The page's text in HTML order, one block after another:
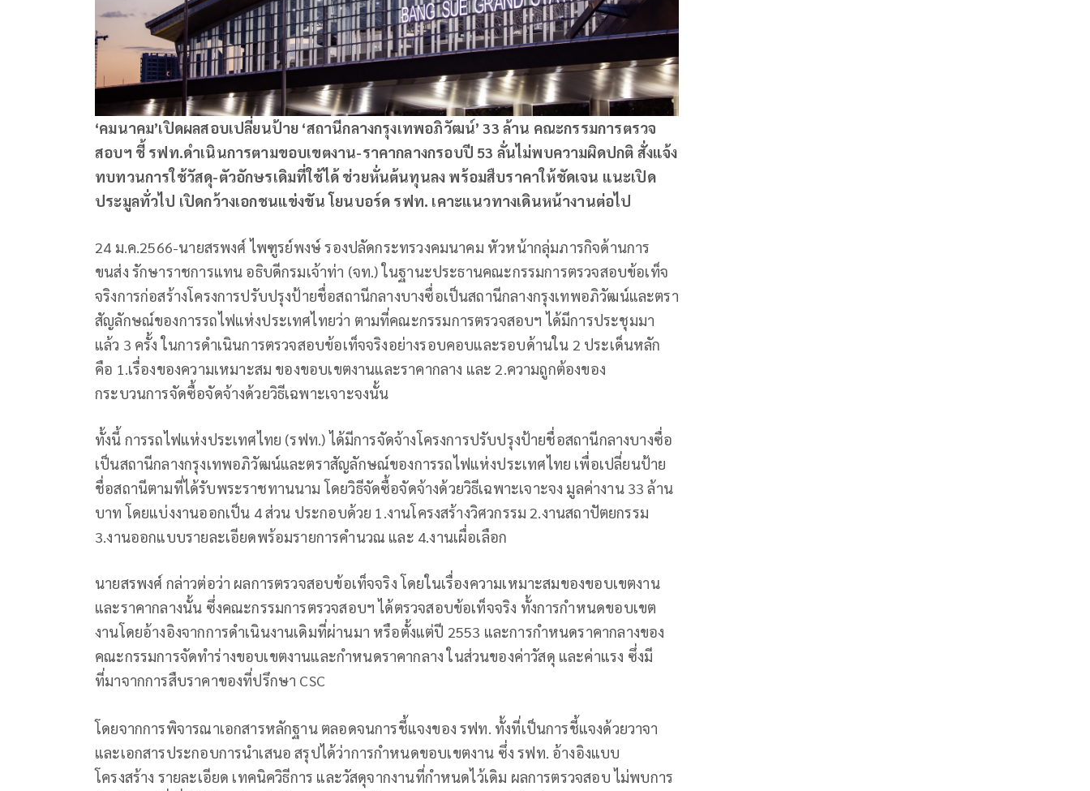
‘คมนาคม’เปิดผลสอบเปลี่ยนป้าย ‘สถานีกลางกรุงเทพอภิวัฒน์’ 33 ล้าน คณะกรรมการตรวจ
สอบฯ ชี้ รฟท.ดำเนินการตามขอบเขตงาน-ราคากลางกรอบปี 53 ลั่นไม่พบความผิดปกติ สั่งแจ้ง
ทบทวนการใช้วัสดุ-ตัวอักษรเดิมที่ใช้ได้ ช่วยหั่นต้นทุนลง พร้อมสืบราคาให้ชัดเจน แนะเปิด
ประมูลทั่วไป เปิดกว้างเอกชนแข่งขัน โยนบอร์ด รฟท. เคาะแนวทางเดินหน้างานต่อไป
24 ม.ค.2566-นายสรพงศ์ ไพฑูรย์พงษ์ รองปลัดกระทรวงคมนาคม หัวหน้ากลุ่มภารกิจด้านการ
ขนส่ง รักษาราชการแทน อธิบดีกรมเจ้าท่า (จท.) ในฐานะประธานคณะกรรมการตรวจสอบข้อเท็จ
จริงการก่อสร้างโครงการปรับปรุงป้ายชื่อสถานีกลางบางซื่อเป็นสถานีกลางกรุงเทพอภิวัฒน์และตรา
สัญลักษณ์ของการรถไฟแห่งประเทศไทยว่า ตามที่คณะกรรมการตรวจสอบฯ ได้มีการประชุมมา
แล้ว 3 ครั้ง ในการดำเนินการตรวจสอบข้อเท็จจริงอย่างรอบคอบและรอบด้านใน 2 ประเด็นหลัก
คือ 1.เรื่องของความเหมาะสม ของขอบเขตงานและราคากลาง และ 2.ความถูกต้องของ
กระบวนการจัดซื้อจัดจ้างด้วยวิธีเฉพาะเจาะจงนั้น
ทั้งนี้ การรถไฟแห่งประเทศไทย (รฟท.) ได้มีการจัดจ้างโครงการปรับปรุงป้ายชื่อสถานีกลางบางซื่อ
เป็นสถานีกลางกรุงเทพอภิวัฒน์และตราสัญลักษณ์ของการรถไฟแห่งประเทศไทย เพื่อเปลี่ยนป้าย
ชื่อสถานีตามที่ได้รับพระราชทานนาม โดยวิธีจัดซื้อจัดจ้างด้วยวิธีเฉพาะเจาะจง มูลค่างาน 33 ล้าน
บาท โดยแบ่งงานออกเป็น 4 ส่วน ประกอบด้วย 1.งานโครงสร้างวิศวกรรม 2.งานสถาปัตยกรรม
3.งานออกแบบรายละเอียดพร้อมรายการคำนวณ และ 4.งานเผื่อเลือก
นายสรพงศ์ กล่าวต่อว่า ผลการตรวจสอบข้อเท็จจริง โดยในเรื่องความเหมาะสมของขอบเขตงาน
และราคากลางนั้น ซึ่งคณะกรรมการตรวจสอบฯ ได้ตรวจสอบข้อเท็จจริง ทั้งการกำหนดขอบเขต
งานโดยอ้างอิงจากการดำเนินงานเดิมที่ผ่านมา หรือตั้งแต่ปี 2553 และการกำหนดราคากลางของ
คณะกรรมการจัดทำร่างขอบเขตงานและกำหนดราคากลาง ในส่วนของค่าวัสดุ และค่าแรง ซึ่งมี
ที่มาจากการสืบราคาของที่ปรึกษา CSC
โดยจากการพิจารณาเอกสารหลักฐาน ตลอดจนการชี้แจงของ รฟท. ทั้งที่เป็นการชี้แจงด้วยวาจา
และเอกสารประกอบการนำเสนอ สรุปได้ว่าการกำหนดขอบเขตงาน ซึ่ง รฟท. อ้างอิงแบบ
โครงสร้าง รายละเอียด เทคนิควิธีการ และวัสดุจากงานที่กำหนดไว้เดิม ผลการตรวจสอบ ไม่พบการ